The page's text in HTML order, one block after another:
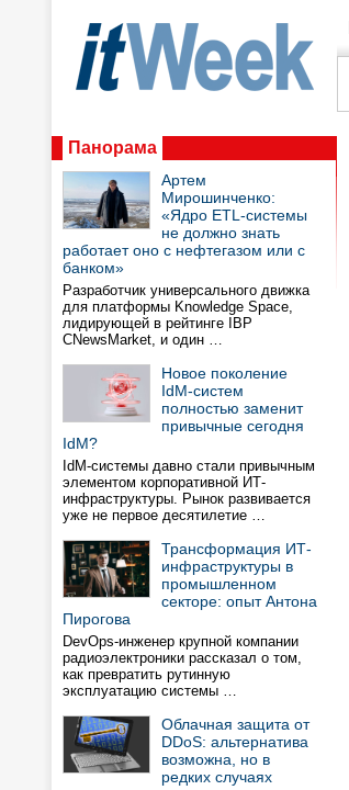
Панорама
Артем
Мирошинченко:
«Ядро ETL-системы
не должно знать
работает оно с нефтегазом или с
банком»
Разработчик универсального движка
для платформы Knowledge Space,
лидирующей в рейтинге IBP
CNewsMarket, и один …
Новое поколение
IdM-систем
полностью заменит
привычные сегодня
IdM?
IdM-системы давно стали привычным
элементом корпоративной ИТ-
инфраструктуры. Рынок развивается
уже не первое десятилетие …
Трансформация ИТ-
инфраструктуры в
промышленном
секторе: опыт Антона
Пирогова
DevOps-инженер крупной компании
радиоэлектроники рассказал о том,
как превратить рутинную
эксплуатацию системы …
Облачная защита от
DDoS: альтернатива
возможна, но в
редких случаях